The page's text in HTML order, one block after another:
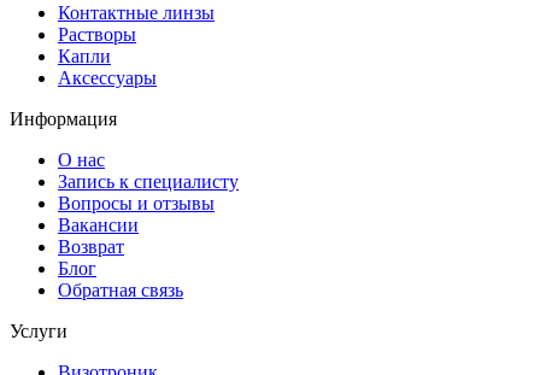
Контактные линзы
Растворы
Капли
Аксессуары
Информация
О нас
Запись к специалисту
Вопросы и отзывы
Вакансии
Возврат
Блог
Обратная связь
Услуги